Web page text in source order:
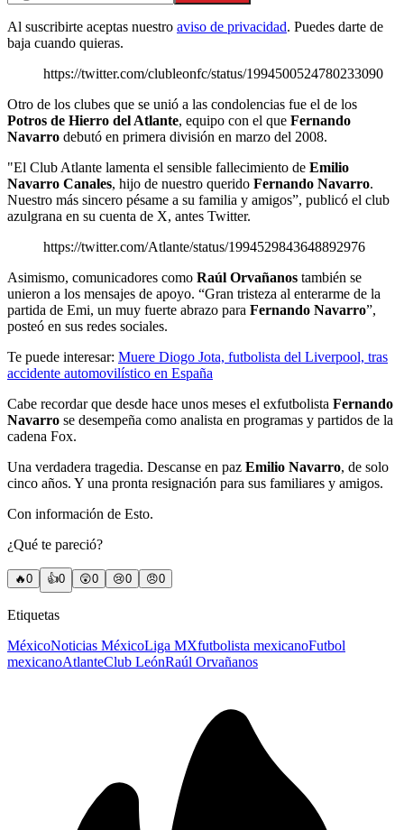
Al suscribirte aceptas nuestro aviso de privacidad. Puedes darte de
baja cuando quieras.
https://twitter.com/clubleonfc/status/1994500524780233090
Otro de los clubes que se unió a las condolencias fue el de los
Potros de Hierro del Atlante, equipo con el que Fernando
Navarro debutó en primera división en marzo del 2008.
"El Club Atlante lamenta el sensible fallecimiento de Emilio
Navarro Canales, hijo de nuestro querido Fernando Navarro.
Nuestro más sincero pésame a su familia y amigos”, publicó el club
azulgrana en su cuenta de X, antes Twitter.
https://twitter.com/Atlante/status/1994529843648892976
Asimismo, comunicadores como Raúl Orvañanos también se
unieron a los mensajes de apoyo. “Gran tristeza al enterarme de la
partida de Emi, un muy fuerte abrazo para Fernando Navarro”,
posteó en sus redes sociales.
Te puede interesar: Muere Diogo Jota, futbolista del Liverpool, tras
accidente automovilístico en España
Cabe recordar que desde hace unos meses el exfutbolista Fernando
Navarro se desempeña como analista en programas y partidos de la
cadena Fox.
Una verdadera tragedia. Descanse en paz Emilio Navarro, de solo
cinco años. Y una pronta resignación para sus familiares y amigos.
Con información de Esto.
¿Qué te pareció?
🔥0 👍0 😲0 😢0 😠0
Etiquetas
MéxicoNoticias MéxicoLiga MXfutbolista mexicanoFutbol
mexicanoAtlanteClub LeónRaúl Orvañanos